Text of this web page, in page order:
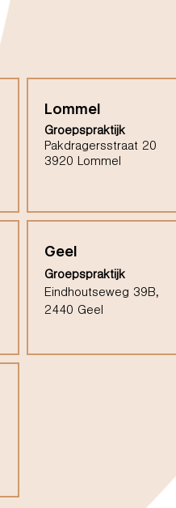
Lommel
Groepspraktijk
Pakdragersstraat 20
3920 Lommel
Geel
Groepspraktijk
Eindhoutseweg 39B,
2440 Geel